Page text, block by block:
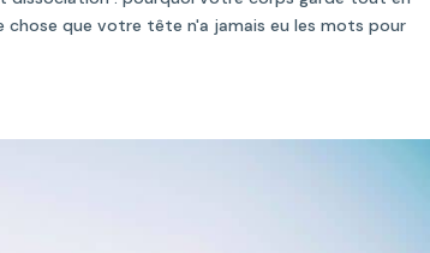
que votre tête n'a jamais eu les mots pour